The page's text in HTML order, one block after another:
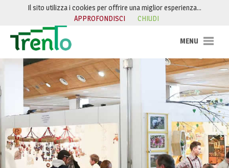
Salta al contenuto
Il sito utilizza i cookies per offrire una miglior esperienza…
APPROFONDISCI
CHIUDI